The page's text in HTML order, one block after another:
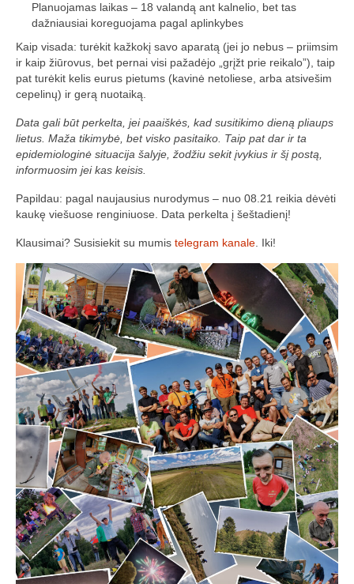
Nuorodos
Draugai
Archyvas
2016 Pirmos lenktynės
Taisyklės
Media
2016 Antros lenktynės
Taisyklės
Trasos schema
Media
Rezultatai
2016 trečios lenktynės
2016-3 lenktynės/FPV susitikimas –
dienotvarkė, tikslai
2016 trečių lenktynių media
Minikopterių lenktynių taisyklės (2016-3)
Planuojamas laikas – 18 valandą ant kalnelio, bet tas
dažniausiai koreguojama pagal aplinkybes
Kaip visada: turėkit kažkokį savo aparatą (jei jo nebus – priimsim
ir kaip žiūrovus, bet pernai visi pažadėjo „grįžt prie reikalo”), taip
pat turėkit kelis eurus pietums (kavinė netoliese, arba atsivešim
cepelinų) ir gerą nuotaiką.
Data gali būt perkelta, jei paaiškės, kad susitikimo dieną pliaups
lietus. Maža tikimybė, bet visko pasitaiko. Taip pat dar ir ta
epidemiologinė situacija šalyje, žodžiu sekit įvykius ir šį postą,
informuosim jei kas keisis.
Papildau: pagal naujausius nurodymus – nuo 08.21 reikia dėvėti
kaukę viešuose renginiuose. Data perkelta į šeštadienį!
Klausimai? Susisiekit su mumis telegram kanale . Iki!